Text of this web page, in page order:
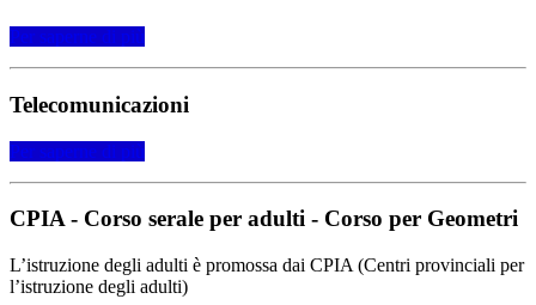
Per saperne di più
Telecomunicazioni
Per saperne di più
CPIA - Corso serale per adulti - Corso per Geometri
L’istruzione degli adulti è promossa dai CPIA (Centri provinciali per
l’istruzione degli adulti)